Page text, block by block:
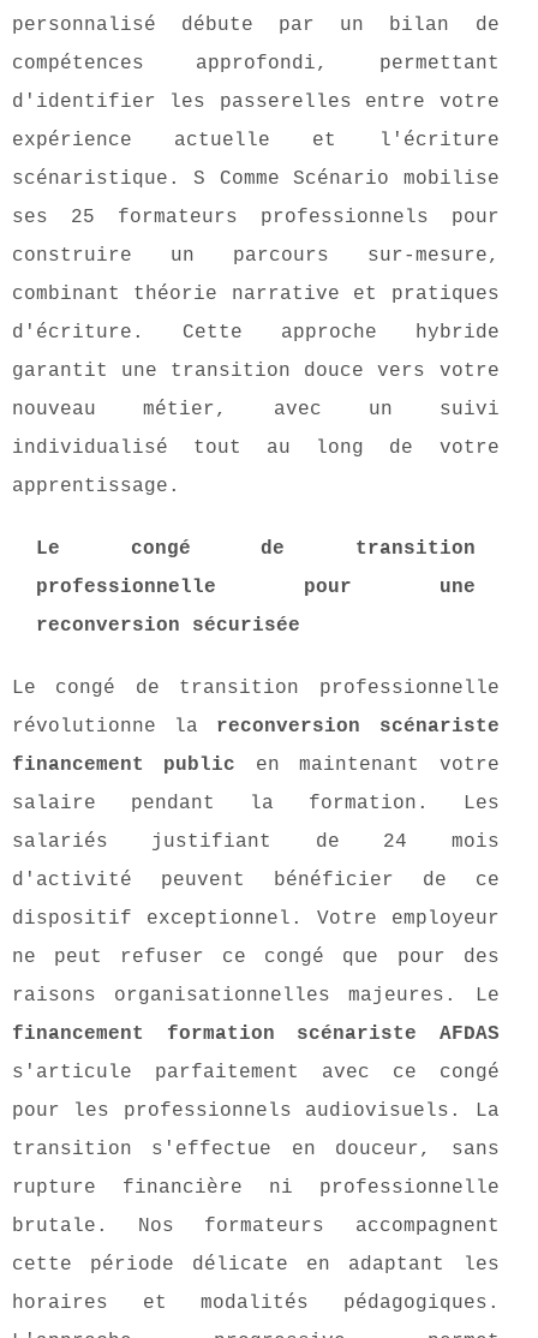
personnalisé débute par un bilan de
compétences approfondi, permettant
d'identifier les passerelles entre votre
expérience actuelle et l'écriture
scénaristique. S Comme Scénario mobilise
ses 25 formateurs professionnels pour
construire un parcours sur-mesure,
combinant théorie narrative et pratiques
d'écriture. Cette approche hybride
garantit une transition douce vers votre
nouveau métier, avec un suivi
individualisé tout au long de votre
apprentissage.
Le congé de transition
professionnelle pour une
reconversion sécurisée
Le congé de transition professionnelle
révolutionne la reconversion scénariste
financement public en maintenant votre
salaire pendant la formation. Les
salariés justifiant de 24 mois
d'activité peuvent bénéficier de ce
dispositif exceptionnel. Votre employeur
ne peut refuser ce congé que pour des
raisons organisationnelles majeures. Le
financement formation scénariste AFDAS
s'articule parfaitement avec ce congé
pour les professionnels audiovisuels. La
transition s'effectue en douceur, sans
rupture financière ni professionnelle
brutale. Nos formateurs accompagnent
cette période délicate en adaptant les
horaires et modalités pédagogiques.